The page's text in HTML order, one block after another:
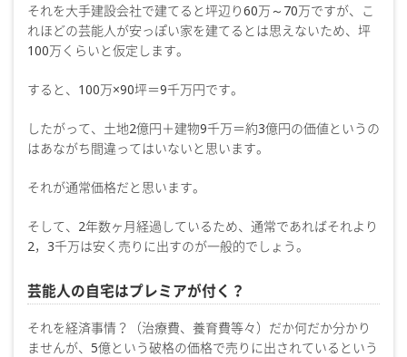
それを大手建設会社で建てると坪辺り60万～70万ですが、こ
れほどの芸能人が安っぽい家を建てるとは思えないため、坪
100万くらいと仮定します。
すると、100万×90坪＝9千万円です。
したがって、土地2億円＋建物9千万＝約3億円の価値というの
はあながち間違ってはいないと思います。
それが通常価格だと思います。
そして、2年数ヶ月経過しているため、通常であればそれより
2，3千万は安く売りに出すのが一般的でしょう。
芸能人の自宅はプレミアが付く？
それを経済事情？（治療費、養育費等々）だか何だか分かり
ませんが、5億という破格の価格で売りに出されているという